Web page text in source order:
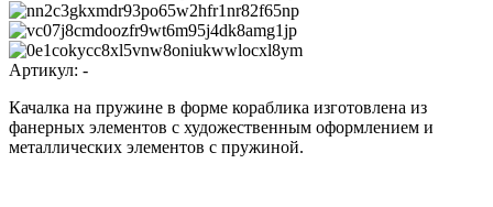
Артикул: -
Качалка на пружине в форме кораблика изготовлена из
фанерных элементов с художественным оформлением и
металлических элементов с пружиной.